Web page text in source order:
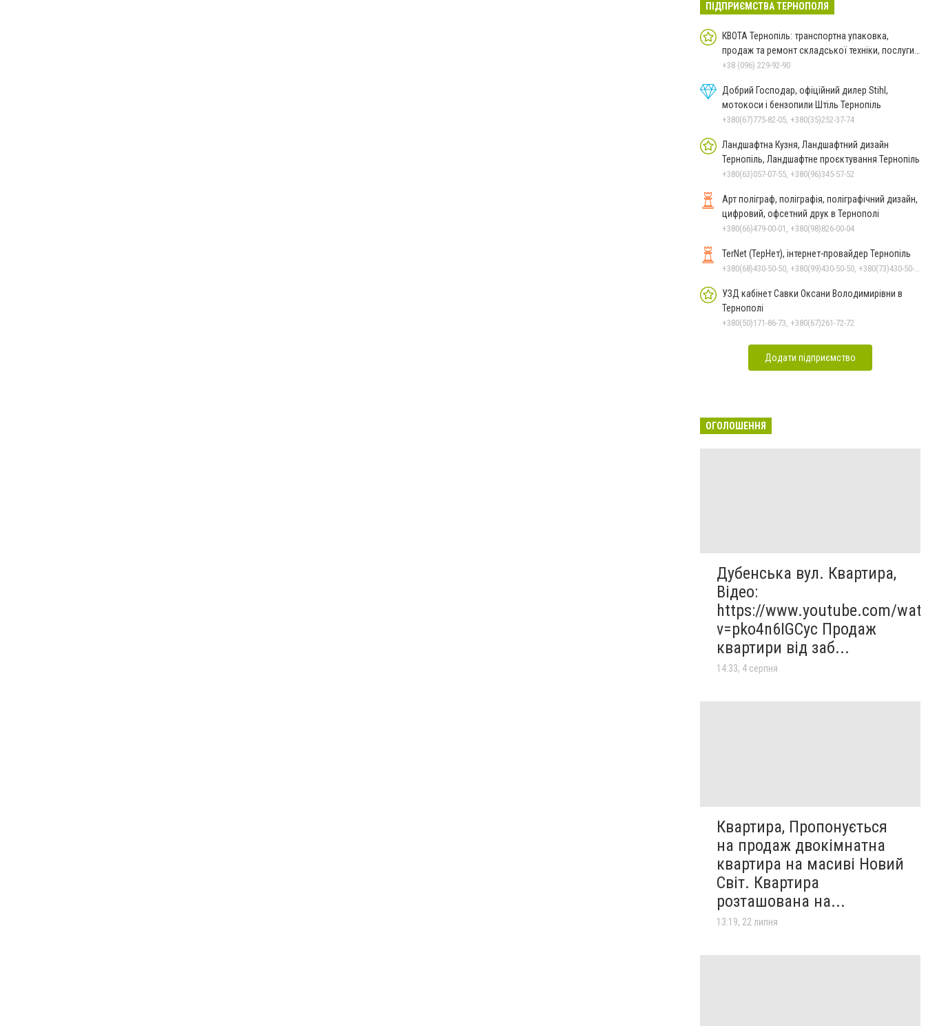
ПІДПРИЄМСТВА ТЕРНОПОЛЯ
КВОТА Тернопіль: транспортна упаковка,
продаж та ремонт складської техніки, послуги з
металообробки
+38 (096) 229-92-90
Добрий Господар, офіційний дилер Stihl,
мотокоси і бензопили Штіль Тернопіль
+380(67)775-82-05, +380(35)252-37-74
Ландшафтна Кузня, Ландшафтний дизайн
Тернопіль, Ландшафтне проєктування Тернопіль
+380(63)057-07-55, +380(96)345-57-52
Арт поліграф, поліграфія, поліграфічний дизайн,
цифровий, офсетний друк в Тернополі
+380(66)479-00-01, +380(98)826-00-04
TerNet (ТерНет), інтернет-провайдер Тернопіль
+380(68)430-50-50, +380(99)430-50-50, +380(73)430-50-50
УЗД кабінет Савки Оксани Володимирівни в
Тернополі
+380(50)171-86-73, +380(67)261-72-72
Додати підприємство
ОГОЛОШЕННЯ
Дубенська вул. Квартира,
Відео:
https://www.youtube.com/
v=pko4n6IGCyc Продаж
квартири від заб...
14:33, 4 серпня
Квартира, Пропонується
на продаж двокімнатна
квартира на масиві Новий
Світ. Квартира
розташована на...
13:19, 22 липня